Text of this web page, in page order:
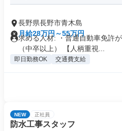
長野県長野市青木島
月給28万円～55万円
求める人材: ・普通自動車免許
（中卒以上） 【人柄重視...
即日勤務OK 交通費支給
NEW 正社員
防水工事スタッフ